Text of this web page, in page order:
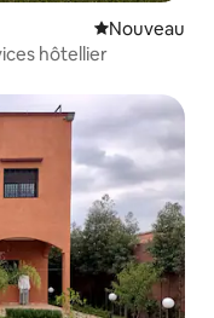
Nouvel
Nouveau
hôtellier